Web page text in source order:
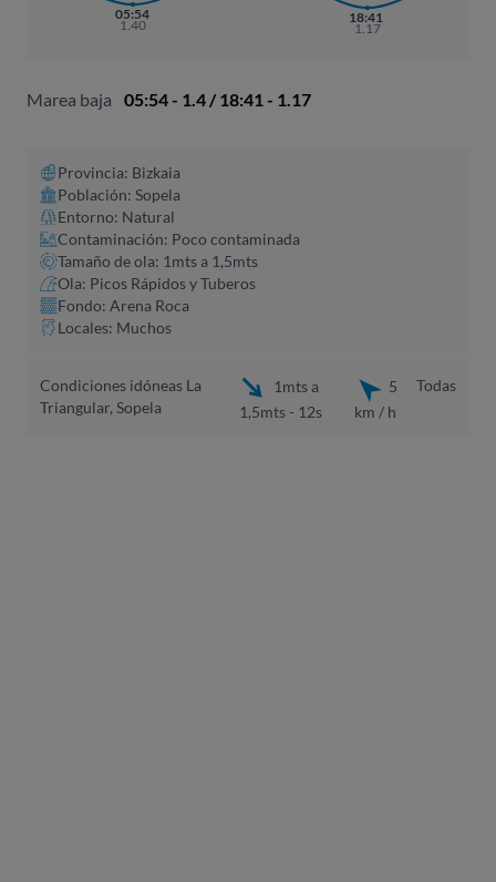
05:54
1.40 18:41
1.17
Marea baja 05:54 - 1.4 / 18:41 - 1.17
Provincia: Bizkaia
Población: Sopela
Entorno: Natural
Contaminación: Poco contaminada
Tamaño de ola: 1mts a 1,5mts
Ola: Picos Rápidos y Tuberos
Fondo: Arena Roca
Locales: Muchos
Condiciones idóneas La
Triangular, Sopela
1mts a
1,5mts - 12s
5
km / h
Todas